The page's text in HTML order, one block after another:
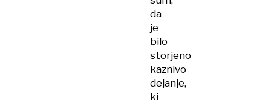
da
je
bilo
storjeno
kaznivo
dejanje,
ki